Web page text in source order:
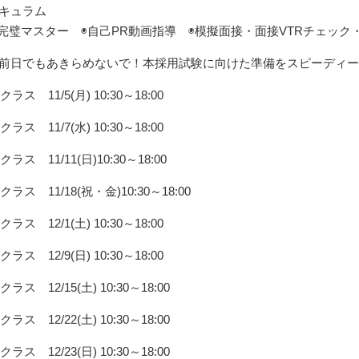
ュラム
璧マスター ◉自己PR動画指導 ◉模擬面接・面接VTRチェック
日でもあきらめないで！本採用試験に向けた準備をスピーディー
ラス 11/5(月) 10:30～18:00
ラス 11/7(水) 10:30～18:00
ラス 11/11(日)10:30～18:00
ラス 11/18(祝・金)10:30～18:00
ラス 12/1(土) 10:30～18:00
ラス 12/9(日) 10:30～18:00
ラス 12/15(土) 10:30～18:00
ラス 12/22(土) 10:30～18:00
ラス 12/23(日) 10:30～18:00